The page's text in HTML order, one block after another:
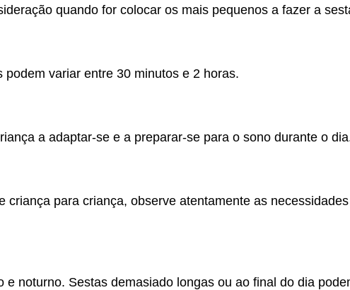
quando for colocar os mais pequenos a fazer a
variar entre 30 minutos e 2 horas.
a adaptar-se e a preparar-se para o sono durante o
criança para criança, observe atentamente as
e noturno. Sestas demasiado longas ou ao final do dia